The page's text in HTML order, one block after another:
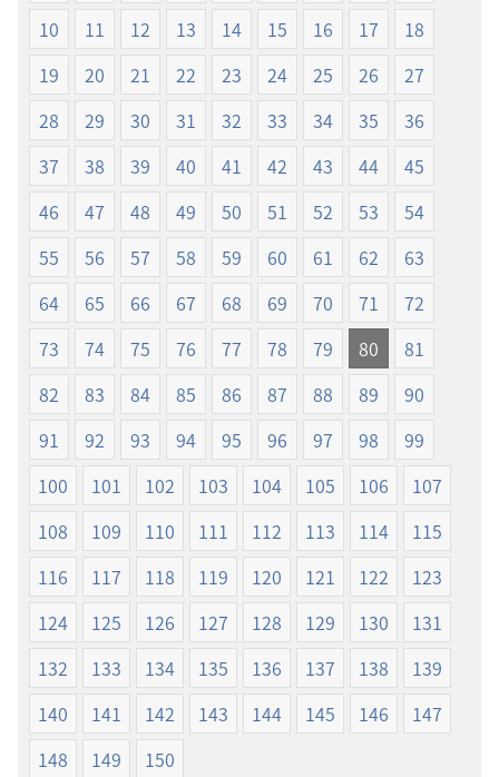
新
界
訳
書
（2019
年
改
版）
新
界
訳
書
（2019
年
改
版）
10
11 12 13 14 15 16 17
18
19
20 21 22 23 24 25 26
27
28
29 30 31 32 33 34 35
36
37
38 39 40 41 42 43 44
45
46
47 48 49 50 51 52 53
54
55
56 57 58 59 60 61 62
63
64
65 66 67 68 69 70 71
72
73
74 75 76 77 78 79 80
81
82
83 84 85 86 87 88 89
90
91
92 93 94 95 96 97 98
99
100
101 102 103 104 105 106
107
108
109 110 111 112 113 114
115
116
117 118 119 120 121 122
123
124
125 126 127 128 129 130
131
132
133 134 135 136 137 138
139
140
141 142 143 144 145 146
147
148
149 150